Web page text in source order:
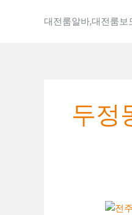
대전룸알바,대전룸
두정
대